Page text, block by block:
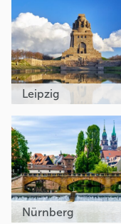
Leipzig
Nürnberg